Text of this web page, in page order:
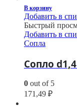
В корзину
Добавить в
Быстрый
Добавить в
Сопла
Сопло d1,4
0 out of 5
171,49 ₽